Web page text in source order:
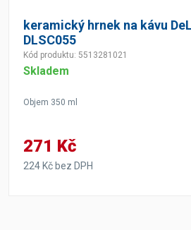
keramický hrnek na kávu
DLSC055
Kód produktu: 5513281021
Skladem
Objem 350 ml
271 Kč
224 Kč bez DPH